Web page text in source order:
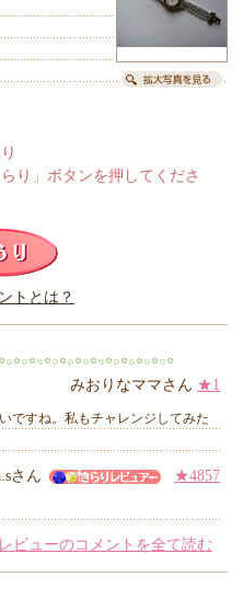
？
り」ボタンを押してくださ
トとは？
みおりなママさん ★1
ですね。私もチャレンジしてみた
さん ★4857
ビューのコメントを全て読む